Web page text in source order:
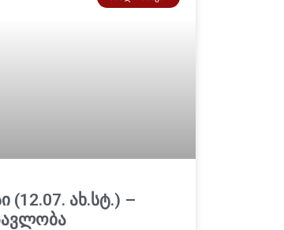
(12.07. ახ.სტ.) –